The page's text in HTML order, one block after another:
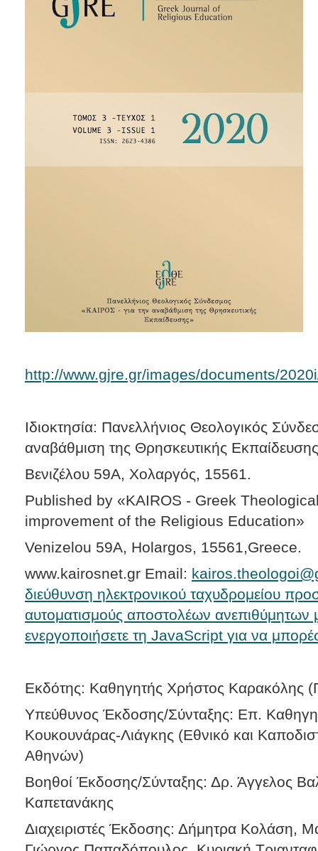
http://www.gjre.gr/images/documents/
Ιδιοκτησία: Πανελλήνιος Θεολογικός
αναβάθμιση της Θρησκευτικής
Βενιζέλου 59Α, Χολαργός, 15561.
Published by «KAIROS - Greek
improvement of the Religious Education»
Venizelou 59A, Holargos, 15561,Greece.
www.kairosnet.gr Email:
διεύθυνση ηλεκτρονικού ταχυδρομείου
αυτοματισμούς αποστολέων ανεπιθύμητων
ενεργοποιήσετε τη JavaScript για να
Εκδότης: Καθηγητής Χρήστος Καρακόλης
Υπεύθυνος Έκδοσης/Σύνταξης: Επ.
Κουκουνάρας-Λιάγκης (Εθνικό και
Αθηνών)
Βοηθοί Έκδοσης/Σύνταξης: Δρ. Άγγελος
Καπετανάκης
Διαχειριστές Έκδοσης: Δήμητρα Κολάση,